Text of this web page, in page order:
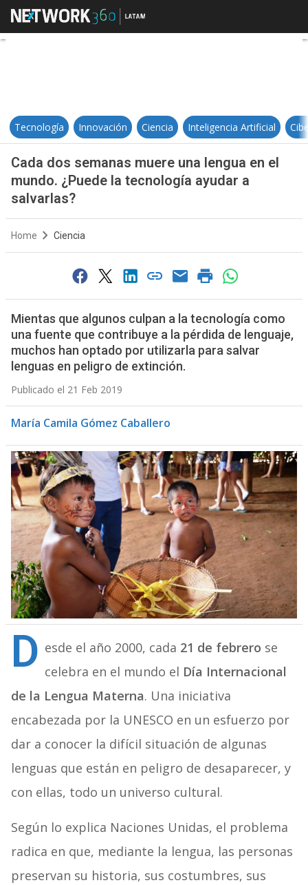
Cada dos semanas muere una
Tecnología Innovación Ciencia Inteligencia Artificial
Cada dos semanas muere una lengua en el
mundo. ¿Puede la tecnología ayudar a
salvarlas?
Home Ciencia
Mientas que algunos culpan a la tecnología como
una fuente que contribuye a la pérdida de lenguaje,
muchos han optado por utilizarla para salvar
lenguas en peligro de extinción.
Publicado el 21 Feb 2019
María Camila Gómez Caballero
D esde el año 2000, cada 21 de febrero se
celebra en el mundo el Día Internacional
de la Lengua Materna. Una iniciativa
encabezada por la UNESCO en un esfuerzo por
dar a conocer la difícil situación de algunas
lenguas que están en peligro de desaparecer, y
con ellas, todo un universo cultural.
Según lo explica Naciones Unidas, el problema
radica en que, mediante la lengua, las personas
preservan su historia, sus costumbres, sus